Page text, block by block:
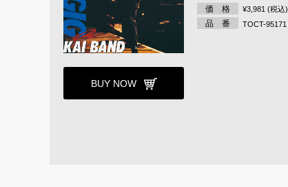
BUY NOW
価 格 ¥3,981 (税込)
品 番 TOCT-95171